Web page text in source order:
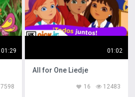
01:29
7598
01:02
All for One Liedje
12483
16